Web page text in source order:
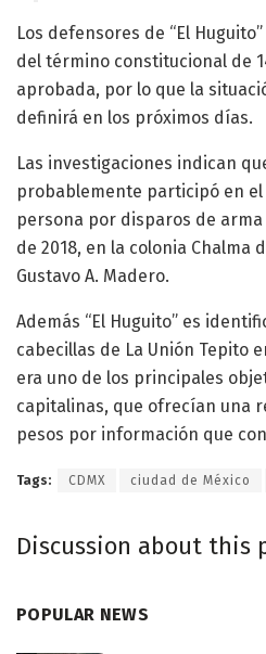
Los defensores de “El
del término constitucional de
aprobada, por lo que la
definirá en los próximos días.
Las investigaciones indican
probablemente participó en
persona por disparos de
de 2018, en la colonia Chalma
Gustavo A. Madero.
Además “El Huguito” es
cabecillas de La Unión Tepito
era uno de los principales
capitalinas, que ofrecían una
pesos por información que
Tags: CDMX ciudad de México
Discussion about this
POPULAR NEWS